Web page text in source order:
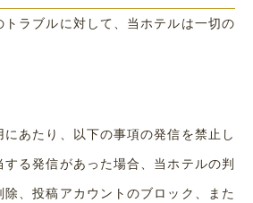
ラブルに対して、当ホテルは一切の
あたり、以下の事項の発信を禁止し
する発信があった場合、当ホテルの判
除、投稿アカウントのブロック、また